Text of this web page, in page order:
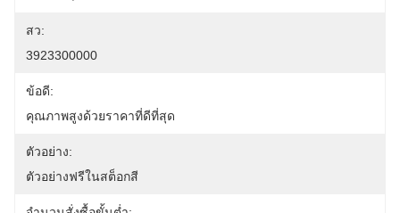
สว:
3923300000
ข้อดี:
คุณภาพสูงด้วยราคาที่ดีที่สุด
ตัวอย่าง:
ตัวอย่างฟรีในสต็อกสี